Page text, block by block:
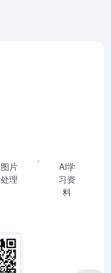
图片
处理
AI学
习资
料